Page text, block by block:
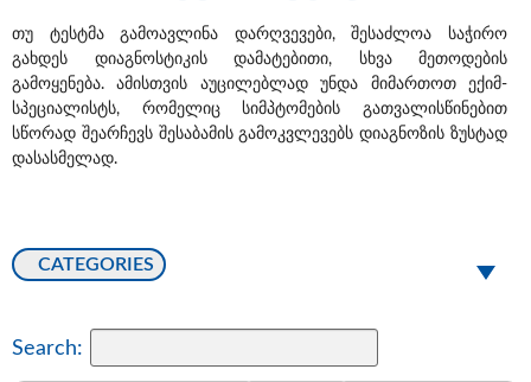
თუ ტესტმა გამოავლინა დარღვევები, შესაძლოა საჭირო
გახდეს დიაგნოსტიკის დამატებითი, სხვა მეთოდების
გამოყენება. ამისთვის აუცილებლად უნდა მიმართოთ ექიმ-
სპეციალისტს, რომელიც სიმპტომების გათვალისწინებით
სწორად შეარჩევს შესაბამის გამოკვლევებს დიაგნოზის ზუსტად
დასასმელად.
CATEGORIES
Search: